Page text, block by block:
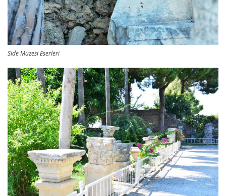
Side Müzesi Eserleri